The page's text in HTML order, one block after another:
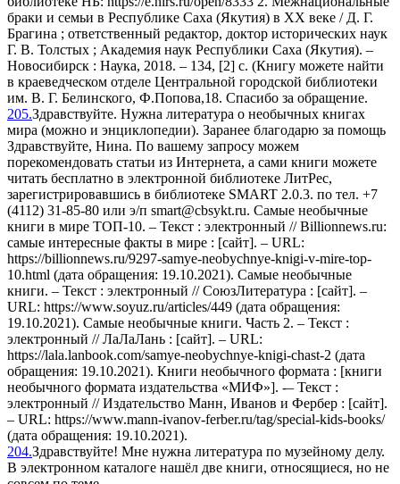
браки и семьи в Республике Саха (Якутия) в XX веке / Д. Г.
Брагина ; ответственный редактор, доктор исторических наук
Г. В. Толстых ; Академия наук Республики Саха (Якутия). –
Новосибирск : Наука, 2018. – 134, [2] с. (Книгу можете найти
в краеведческом отделе Центральной городской библиотеки
им. В. Г. Белинского, Ф.Попова,18. Спасибо за обращение.
205.Здравствуйте. Нужна литература о необычных книгах
мира (можно и энциклопедии). Заранее благодарю за помощь
Здравствуйте, Нина. По вашему запросу можем
порекомендовать статьи из Интернета, а сами книги можете
читать бесплатно в электронной библиотеке ЛитРес,
зарегистрировавшись в библиотеке SMART 2.0.3. по тел. +7
(4112) 31-85-80 или э/п smart@cbsykt.ru. Самые необычные
книги в мире ТОП-10. – Текст : электронный // Billionnews.ru:
самые интересные факты в мире : [сайт]. – URL:
https://billionnews.ru/9297-samye-neobychnye-knigi-v-mire-top-
10.html (дата обращения: 19.10.2021). Самые необычные
книги. – Текст : электронный // СоюзЛитература : [сайт]. –
URL: https://www.soyuz.ru/articles/449 (дата обращения:
19.10.2021). Самые необычные книги. Часть 2. – Текст :
электронный // ЛаЛаЛань : [сайт]. – URL:
https://lala.lanbook.com/samye-neobychnye-knigi-chast-2 (дата
обращения: 19.10.2021). Книги необычного формата : [книги
необычного формата издательства «МИФ»]. -– Текст :
электронный // Издательство Манн, Иванов и Фербер : [сайт].
– URL: https://www.mann-ivanov-ferber.ru/tag/special-kids-books/
(дата обращения: 19.10.2021).
204.Здравствуйте! Мне нужна литература по музейному делу.
В электронном каталоге нашёл две книги, относящиеся, но не